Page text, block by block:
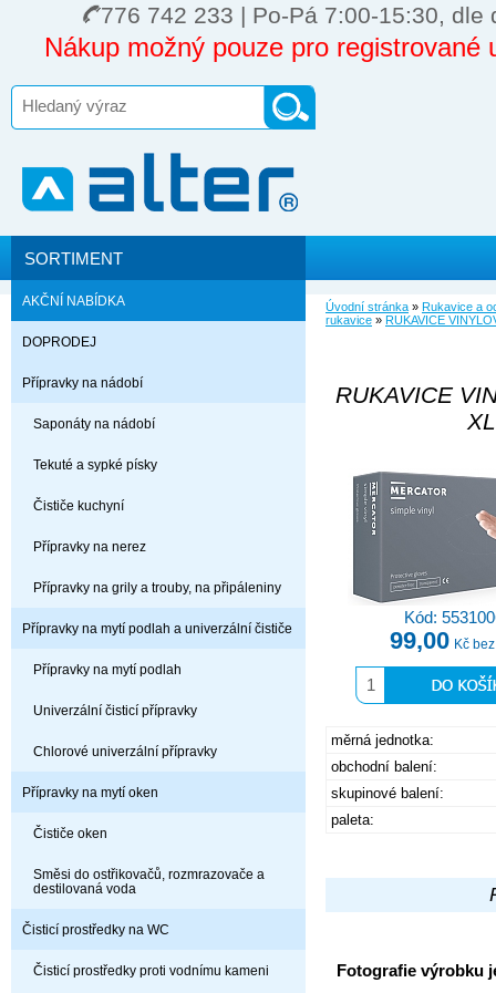
776 742 233 | Po-Pá 7:00-15:30, dle
Nákup možný pouze pro registrované
SORTIMENT
AKČNÍ NABÍDKA
DOPRODEJ
Přípravky na nádobí
Saponáty na nádobí
Tekuté a sypké písky
Čističe kuchyní
Přípravky na nerez
Přípravky na grily a trouby, na připáleniny
Přípravky na mytí podlah a univerzální čističe
Přípravky na mytí podlah
Univerzální čisticí přípravky
Chlorové univerzální přípravky
Přípravky na mytí oken
Čističe oken
Směsi do ostřikovačů, rozmrazovače a
destilovaná voda
Čisticí prostředky na WC
Čisticí prostředky proti vodnímu kameni
Úvodní stránka » Rukavice a
rukavice » RUKAVICE
RUKAVICE
Kód:
99,00 Kč
měrná jednotka:
obchodní balení:
skupinové balení:
paleta:
Fotografie výrobku